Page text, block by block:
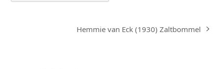
next
Hemmie van Eck (1930) Zaltbommel